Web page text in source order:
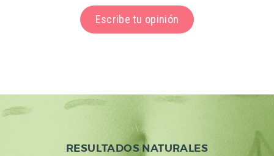
Escribe tu opinión
RESULTADOS NATURALES